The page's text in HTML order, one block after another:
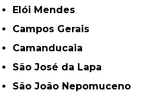
Elói Mendes
Campos Gerais
Camanducaia
São José da Lapa
São João Nepomuceno